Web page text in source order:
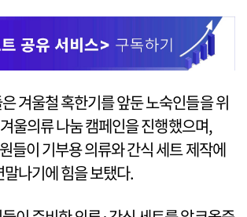
겨울철 혹한기를 앞둔 노숙인들을 위
울의류 나눔 캠페인을 진행했으며,
들이 기부용 의류와 간식 세트 제작에
나기에 힘을 보탰다.